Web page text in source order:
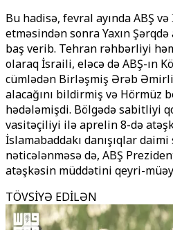
Bu hadisə, fevral ayında ABŞ
etməsindən sonra Yaxın
baş verib. Tehran rəhbərliyi
olaraq İsraili, eləcə də ABŞ-ın
cümlədən Birləşmiş Ərəb
alacağını bildirmiş və Hörmüz
hədələmişdi. Bölgədə sabitliyi
vasitəçiliyi ilə aprelin 8-də
İslamabaddakı danışıqlar
nəticələnməsə də, ABŞ
atəşkəsin müddətini qeyri-
TÖVSİYƏ EDİLƏN